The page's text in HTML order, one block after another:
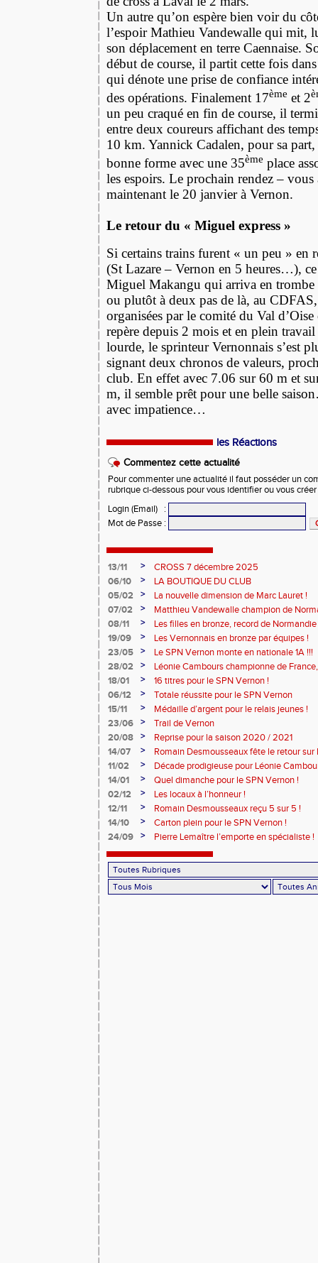
Un autre qu’on espère bien voir du
l’espoir Mathieu Vandewalle qui mit,
son déplacement en terre Caennaise.
début de course, il partit cette fois
qui dénote une prise de confiance
des opérations. Finalement 17ème et 2
un peu craqué en fin de course, il
entre deux coureurs affichant des
10 km. Yannick Cadalen, pour sa
bonne forme avec une 35ème place
les espoirs. Le prochain rendez – vous
maintenant le 20 janvier à Vernon.
Le retour du « Miguel express »
Si certains trains furent « un peu » en
(St Lazare – Vernon en 5 heures…), ce
Miguel Makangu qui arriva en trombe
ou plutôt à deux pas de là, au
organisées par le comité du Val
repère depuis 2 mois et en plein
lourde, le sprinteur Vernonnais s’est
signant deux chronos de valeurs,
club. En effet avec 7.06 sur 60 m et
m, il semble prêt pour une belle
avec impatience…
les Réactions
Commentez cette actualité
Pour commenter une actualité il faut posséder un
rubrique ci-dessous pour vous identifier ou vous
Login (Email)
:
Mot de Passe :
13/11 >
CROSS 7 décembre 2025
06/10
>
LA BOUTIQUE DU CLUB
05/02
>
La nouvelle dimension de Marc Lauret !
07/02
>
Matthieu Vandewalle champion de
08/11
>
Les filles en bronze, record de
19/09
>
Les Vernonnais en bronze par équipes !
23/05
>
Le SPN Vernon monte en nationale 1A !!!
28/02
>
Léonie Cambours championne de
!
18/01 >
16 titres pour le SPN Vernon !
06/12
>
Totale réussite pour le SPN Vernon
15/11
>
Médaille d’argent pour le relais jeunes !
23/06
>
Trail de Vernon
20/08
>
Reprise pour la saison 2020 / 2021
14/07
>
Romain Desmousseaux fête le retour sur
11/02
>
Décade prodigieuse pour Léonie
14/01
>
Quel dimanche pour le SPN Vernon !
02/12
>
Les locaux à l’honneur !
12/11
>
Romain Desmousseaux reçu 5 sur 5 !
14/10
>
Carton plein pour le SPN Vernon !
24/09
> Pierre Lemaître l’emporte en spécialiste !